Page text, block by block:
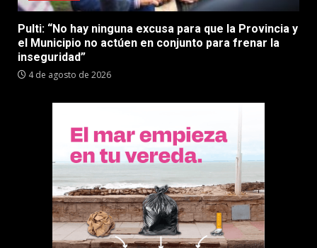
Pulti: “No hay ninguna excusa para que la Provincia y
el Municipio no actúen en conjunto para frenar la
inseguridad”
4 de agosto de 2026